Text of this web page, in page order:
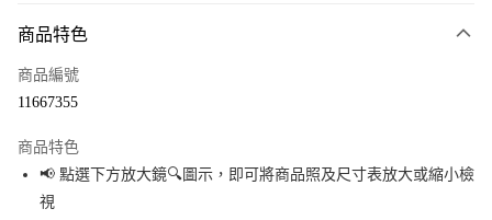
信用卡一次付款
Apple Pay
街口支付
商品特色
商品編號
11667355
商品特色
📢 點選下方放大鏡🔍圖示，即可將商品照及尺寸表放大或縮小檢
視